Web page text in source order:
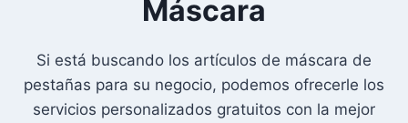
Máscara
Si está buscando los artículos de máscara de
pestañas para su negocio, podemos ofrecerle los
servicios personalizados gratuitos con la mejor